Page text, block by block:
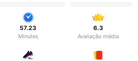
57.23
Minutes
6.3
Avaliação média